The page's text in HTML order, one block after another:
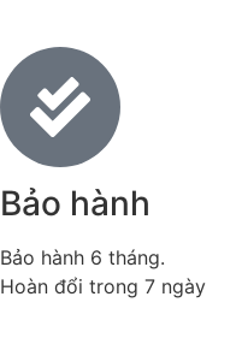
Bảo hành
Bảo hành 6 tháng.
Hoàn đổi trong 7 ngày